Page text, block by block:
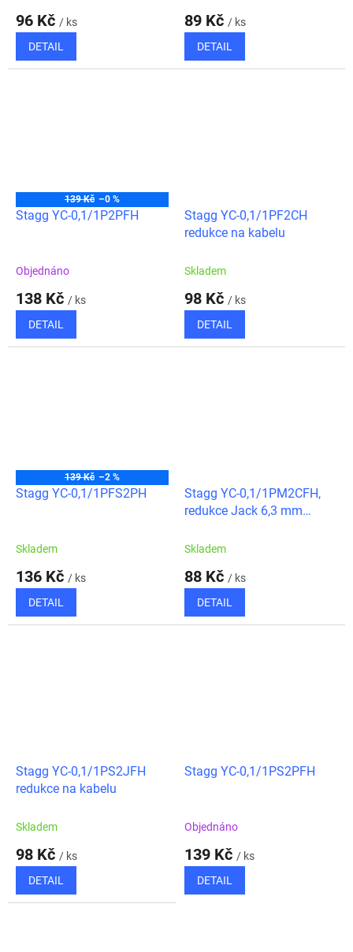
96 Kč / ks
DETAIL
89 Kč / ks
DETAIL
139 Kč –0 %
Stagg YC-0,1/1P2PFH
Objednáno
138 Kč / ks
DETAIL
Stagg YC-0,1/1PF2CH
redukce na kabelu
Skladem
98 Kč / ks
DETAIL
139 Kč –2 %
Stagg YC-0,1/1PFS2PH
Skladem
136 Kč / ks
DETAIL
Stagg YC-0,1/1PM2CFH,
redukce Jack 6,3 mm
samice
Skladem
88 Kč / ks
DETAIL
Stagg YC-0,1/1PS2JFH
redukce na kabelu
Skladem
98 Kč / ks
DETAIL
Stagg YC-0,1/1PS2PFH
Objednáno
139 Kč / ks
DETAIL